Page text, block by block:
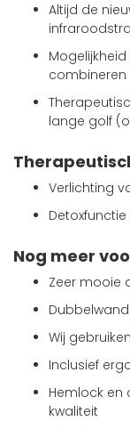
Altijd de
combineren
lange golf
Verlichting
Nog meer
Zeer mooie
Wij
Inclusief
Hemlock
kwaliteit